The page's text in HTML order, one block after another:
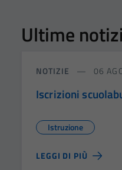
Ultime
NOTIZIE 06
Iscrizioni
Istruzione
LEGGI DI PIÙ